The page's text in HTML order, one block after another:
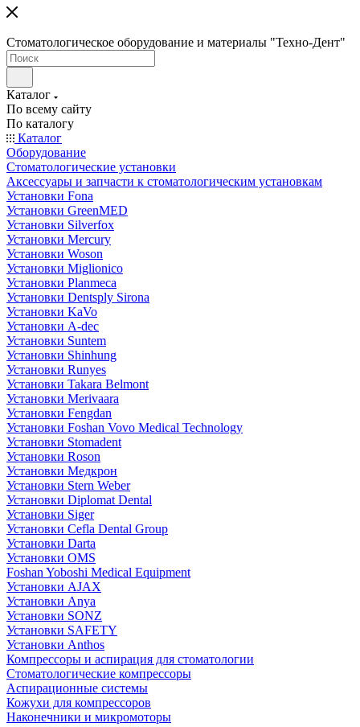
Стоматологическое оборудование и материалы "Техно-Дент"
Каталог
По всему сайту
По каталогу
Каталог
Оборудование
Стоматологические установки
Аксессуары и запчасти к стоматологическим установкам
Установки Fona
Установки GreenMED
Установки Silverfox
Установки Mercury
Установки Woson
Установки Miglionico
Установки Planmeca
Установки Dentsply Sirona
Установки KaVo
Установки A-dec
Установки Suntem
Установки Shinhung
Установки Runyes
Установки Takara Belmont
Установки Merivaara
Установки Fengdan
Установки Foshan Vovo Medical Technology
Установки Stomadent
Установки Roson
Установки Медкрон
Установки Stern Weber
Установки Diplomat Dental
Установки Siger
Установки Cefla Dental Group
Установки Darta
Установки OMS
Foshan Yoboshi Medical Equipment
Установки AJAX
Установки Anya
Установки SONZ
Установки SAFETY
Установки Anthos
Компрессоры и аспирация для стоматологии
Стоматологические компрессоры
Аспирационные системы
Кожухи для компрессоров
Наконечники и микромоторы